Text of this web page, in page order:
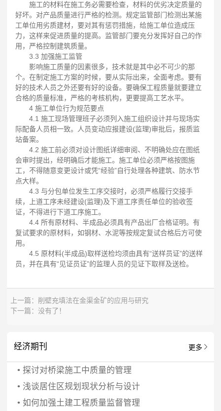
施工的材料在施工务必需要检查，材料的优劣决定质量的
好坏。对产品质量进行严格的检测。规定监管部门检测出某施
工单位用劣质建材，要对其有惩罚措施，给施工单位造成压
力，这样来促进质量的提高。监管部门要充分发挥好自己的作
用，严格控制建筑质量。
3.3 加强施工监管
影响施工质量的因素很多，技术就是其中必不可少的那
个。在制定施工方案的时候，要从实际出来，全面考虑。要有
好的技术人员之外还要有好的设备。要确保工程质量就要建立
合格的质量标准，严格的考核机构，更要提高工艺水平。
4 施工单位行为规范要点
4.1 施工现场管理班子必须列入施工组织设计并与现场实
际配备人员相一致。人员变动应报建设(监理)审批后，报质监
站备案。
4.2 施工前必须对设计图纸详细审阅、不明确处应在图纸
会审时提出，经明确后才能施工。施工单位必须严格按图施
工，不得随意变更设计或凭“经验”自行处理各种建筑、防水节
点大样。
4.3 与分包单位发生工序交接时，必须严格履行交接手
续，上道工序未经建设(监理)及下道工序责任单位的验收签
证，不得进行下道工序施工。
4.4 所有原材料、半成品必须具有产品出厂合格证明。有
复试要求的原材料，如钢材、水泥等按规定复试合格后方可使
用。
4.5 原材料(半成品)取样送检均须由具有“送样员证”的送样
员，并在具有“见证员证”的监理人员的见证下取样及送检。
上一篇： 削壁充填法在金渠金矿的应用与研究
下一篇：没有了！
经济期刊 更多
• 探讨对桥梁施工中质量的管理
• 浅谈居住区规划现状分析与设计
• 如何加强土建工程质量监督管理